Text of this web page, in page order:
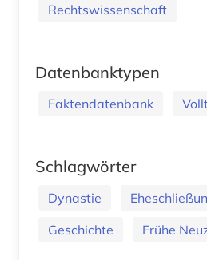
Rechtswissenschaft
Datenbanktypen
Faktendatenbank
Schlagwörter
Dynastie
Geschichte
Frühe